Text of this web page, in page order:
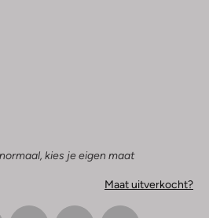
kies je eigen maat
Maat uitverkocht?